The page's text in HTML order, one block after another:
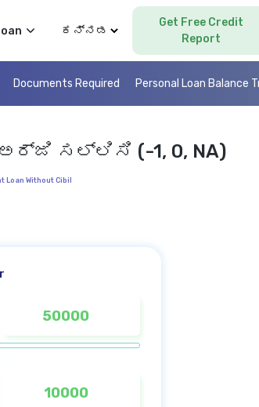
Select Language
Get Free Credit
Report
Documents Required Personal Loan Balance
ಸಲ್ಲಿಸಿ (-1, 0, NA)
Loan Without Cibil